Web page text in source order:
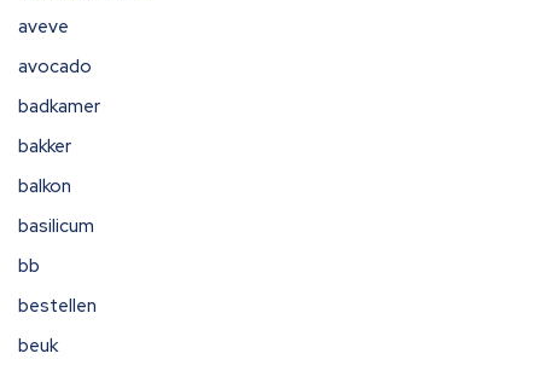
aveve
avocado
badkamer
bakker
balkon
basilicum
bb
bestellen
beuk